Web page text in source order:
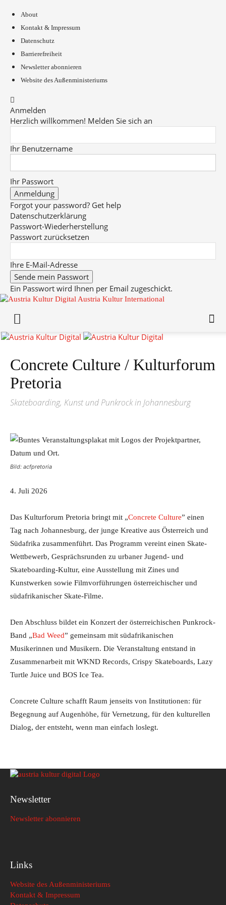
About
Kontakt & Impressum
Datenschutz
Barrierefreiheit
Newsletter abonnieren
Website des Außenministeriums
Anmelden
Herzlich willkommen! Melden Sie sich an
Ihr Benutzername
Ihr Passwort
Forgot your password? Get help
Datenschutzerklärung
Passwort-Wiederherstellung
Passwort zurücksetzen
Ihre E-Mail-Adresse
Ein Passwort wird Ihnen per Email zugeschickt.
Austria Kultur International
Concrete Culture / Kulturforum
Pretoria
Skateboarding, Kunst und Punkrock in Johannesburg
Bild: acfpretoria
4. Juli 2026
Das Kulturforum Pretoria bringt mit „Concrete Culture” einen
Tag nach Johannesburg, der junge Kreative aus Österreich und
Südafrika zusammenführt. Das Programm vereint einen Skate-
Wettbewerb, Gesprächsrunden zu urbaner Jugend- und
Skateboarding-Kultur, eine Ausstellung mit Zines und
Kunstwerken sowie Filmvorführungen österreichischer und
südafrikanischer Skate-Filme.
Den Abschluss bildet ein Konzert der österreichischen Punkrock-
Band „Bad Weed” gemeinsam mit südafrikanischen
Musikerinnen und Musikern. Die Veranstaltung entstand in
Zusammenarbeit mit WKND Records, Crispy Skateboards, Lazy
Turtle Juice und BOS Ice Tea.
Concrete Culture schafft Raum jenseits von Institutionen: für
Begegnung auf Augenhöhe, für Vernetzung, für den kulturellen
Dialog, der entsteht, wenn man einfach loslegt.
Newsletter
Newsletter abonnieren
Links
Website des Außenministeriums
Kontakt & Impressum